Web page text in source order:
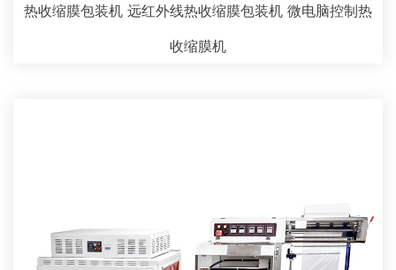
热收缩膜包装机 远红外线热收缩膜包装机 微电脑控制热
收缩膜机